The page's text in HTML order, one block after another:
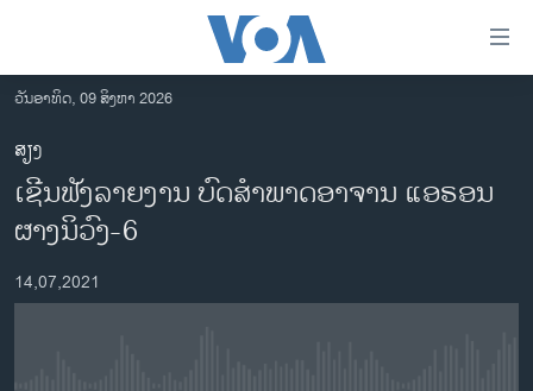
ເຂົ້າ
ຫາ
ຂ້າມ
ຂ້າມ
ຂ້າມ
ໄປ
ຫາ
ຊອກ
ລາວ
ອາເມຣິກາ
ການເລືອກຕັ້ງ ປະທານາທີບໍດີ ສະຫະລັດ 2024
ຂ່າວ​ຈີນ
ວັນອາທິດ, 09 ສິງຫາ 2026
ສຽງ
ເຊີນຟັງລາຍງານ ບົດສໍາພາດອາຈານ ແອຣອນ
ຜາງນິວົງ-6
14,07,2021